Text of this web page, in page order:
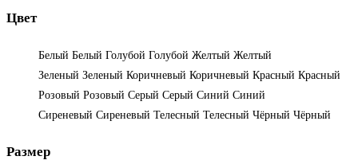
Цвет
Белый Белый Голубой Голубой Желтый Желтый
Зеленый Зеленый Коричневый Коричневый Красный Красный
Розовый Розовый Серый Серый Синий Синий
Сиреневый Сиреневый Телесный Телесный Чёрный Чёрный
Размер